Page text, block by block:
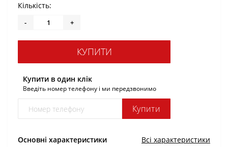
Основні характеристики Всі характеристики
Кількість:
- +
КУПИТИ
Купити в один клік
Введіть номер телефону і ми передзвонимо
Купити